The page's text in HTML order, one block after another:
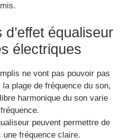
équaliseur
électriques
ne vont pas pouvoir pas
plage de fréquence du son,
harmonique du son varie
peuvent permettre de
fréquence claire.